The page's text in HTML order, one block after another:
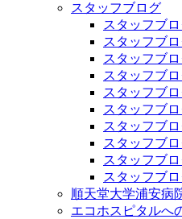
スタッフブログ
スタッフブロ
スタッフブロ
スタッフブロ
スタッフブロ
スタッフブロ
スタッフブロ
スタッフブロ
スタッフブロ
スタッフブロ
スタッフブロ
順天堂大学浦安病
エコホスピタルへ